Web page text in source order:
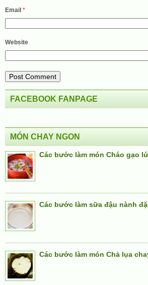
Email *
Website
FACEBOOK FANPAGE
MÓN CHAY NGON
Các bước làm món Cháo gạo
Các bước làm sữa đậu nành
Các bước làm món Chả lụa